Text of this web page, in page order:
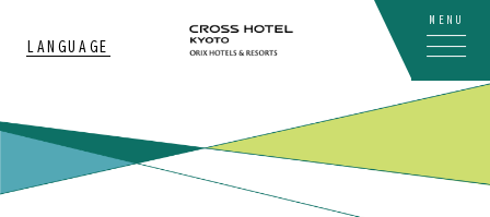
LANGUAGE
MENU